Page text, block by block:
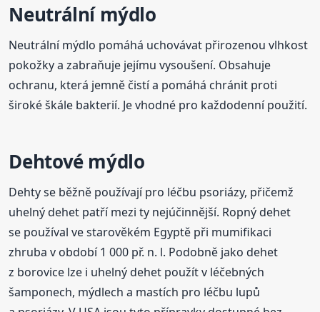
Neutrální mýdlo
Neutrální mýdlo pomáhá uchovávat přirozenou vlhkost
pokožky a zabraňuje jejímu vysoušení. Obsahuje
ochranu, která jemně čistí a pomáhá chránit proti
široké škále bakterií. Je vhodné pro každodenní použití.
Dehtové mýdlo
Dehty se běžně používají pro léčbu psoriázy, přičemž
uhelný dehet patří mezi ty nejúčinnější. Ropný dehet
se používal ve starověkém Egyptě při mumifikaci
zhruba v období 1 000 př. n. l. Podobně jako dehet
z borovice lze i uhelný dehet použít v léčebných
šamponech, mýdlech a mastích pro léčbu lupů